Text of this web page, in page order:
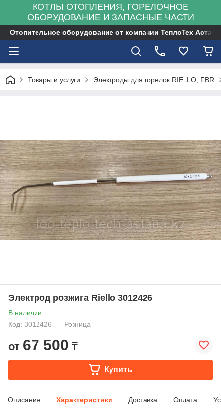
КОТЛЫ ОТОПЛЕНИЯ, ГОРЕЛОЧНОЕ
ОБОРУДОВАНИЕ И ЗАПАСНЫЕ ЧАСТИ
Отопительное оборудование от компании ТеплоТех Астана
Товары и услуги Электроды для горелок RIELLO, FBR
Электрод розжига Riello 3012426
В наличии
Код: 3012426
Розница
от 67 500 ₸
Купить
Описание Характеристики Доставка Оплата